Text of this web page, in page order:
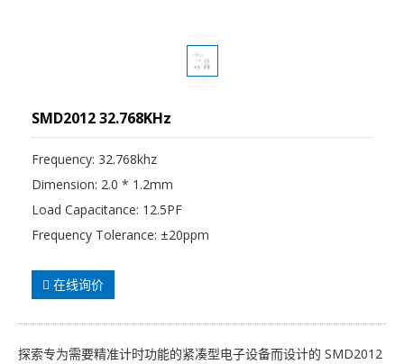
SMD2012 32.768KHz
Frequency: 32.768khz
Dimension: 2.0 * 1.2mm
Load Capacitance: 12.5PF
Frequency Tolerance: ±20ppm
在线询价
探索专为需要精准计时功能的紧凑型电子设备而设计的 SMD2012